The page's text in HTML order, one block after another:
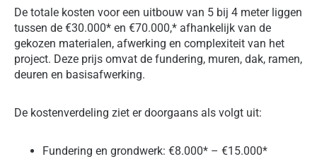
De totale kosten voor een uitbouw van 5 bij 4 meter liggen
tussen de €30.000* en €70.000,* afhankelijk van de
gekozen materialen, afwerking en complexiteit van het
project. Deze prijs omvat de fundering, muren, dak, ramen,
deuren en basisafwerking.
De kostenverdeling ziet er doorgaans als volgt uit:
Fundering en grondwerk: €8.000* – €15.000*